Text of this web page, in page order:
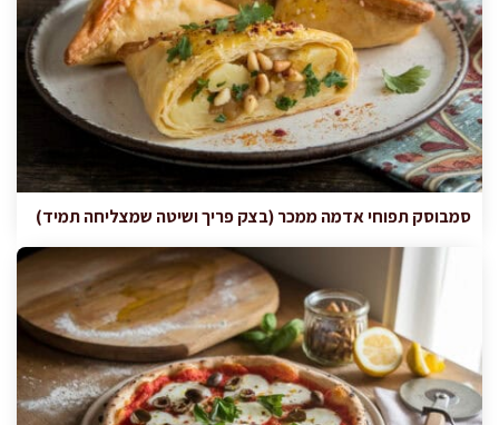
סמבוסק תפוחי אדמה ממכר (בצק פריך ושיטה שמצליחה תמיד)